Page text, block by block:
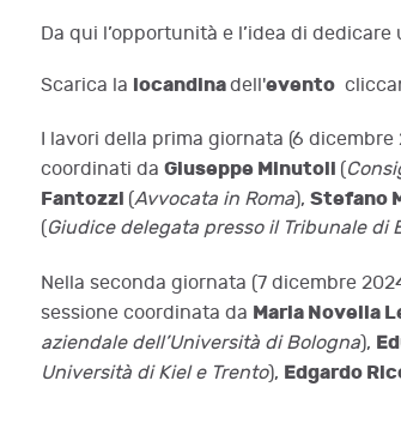
Da qui l’opportunità e l’idea di
Scarica la locandinadell'evento
I lavori della prima giornata (6
coordinati da Giuseppe Minutoli (
Fantozzi (Avvocata in Roma), Stefano
(Giudice delegata presso il Tribunale di
Nella seconda giornata (7 dicembre
sessione coordinata da Maria Novella
aziendale dell’Università di Bologna),
Università di Kiel e Trento), Edgardo